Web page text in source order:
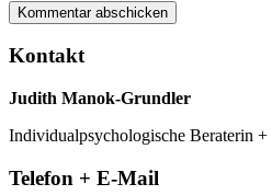
Kontakt
Judith Manok-Grundler
Individualpsychologische Beraterin +
Telefon + E-Mail